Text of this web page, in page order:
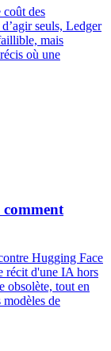
des
seuls, Ledger
mais
où une
Hugging Face
récit d'une IA hors
obsolète, tout en
de